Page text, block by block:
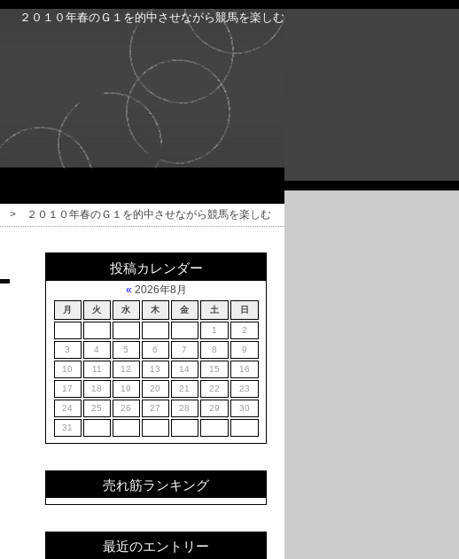
２０１０年春のＧ１を的中させながら競馬を楽しむ
> ２０１０年春のＧ１を的中させながら競馬を楽しむ
投稿カレンダー
« 2026年8月
月 火 水 木 金 土 日
1
2
3
4 5 6 7 8
9
10
11 12 13 14 15
16
17
18 19 20 21 22
23
24
25 26 27 28 29
30
31
売れ筋ランキング
最近のエントリー